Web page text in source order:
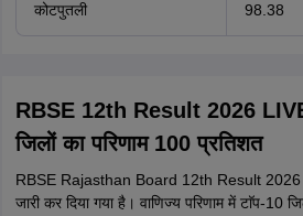
कोटपुतली 98.38
RBSE 12th Result 2026
जिलों का परिणाम 100 प्रतिशत
RBSE Rajasthan Board 12th Result 2026
जारी कर दिया गया है। वाणिज्य परिणाम में टाॅप-10